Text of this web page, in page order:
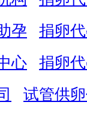
孕
捐卵
心
捐卵
试管供